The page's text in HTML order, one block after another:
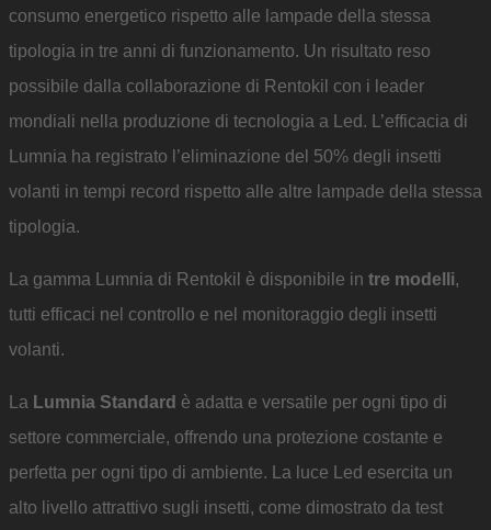
consumo energetico rispetto alle lampade della stessa
tipologia in tre anni di funzionamento. Un risultato reso
possibile dalla collaborazione di Rentokil con i leader
mondiali nella produzione di tecnologia a Led. L’efficacia di
Lumnia ha registrato l’eliminazione del 50% degli insetti
volanti in tempi record rispetto alle altre lampade della stessa
tipologia.
La gamma Lumnia di Rentokil è disponibile in tre modelli,
tutti efficaci nel controllo e nel monitoraggio degli insetti
volanti.
La Lumnia Standard è adatta e versatile per ogni tipo di
settore commerciale, offrendo una protezione costante e
perfetta per ogni tipo di ambiente. La luce Led esercita un
alto livello attrattivo sugli insetti, come dimostrato da test